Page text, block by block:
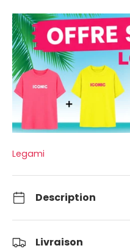
Legami
Description
Livraison